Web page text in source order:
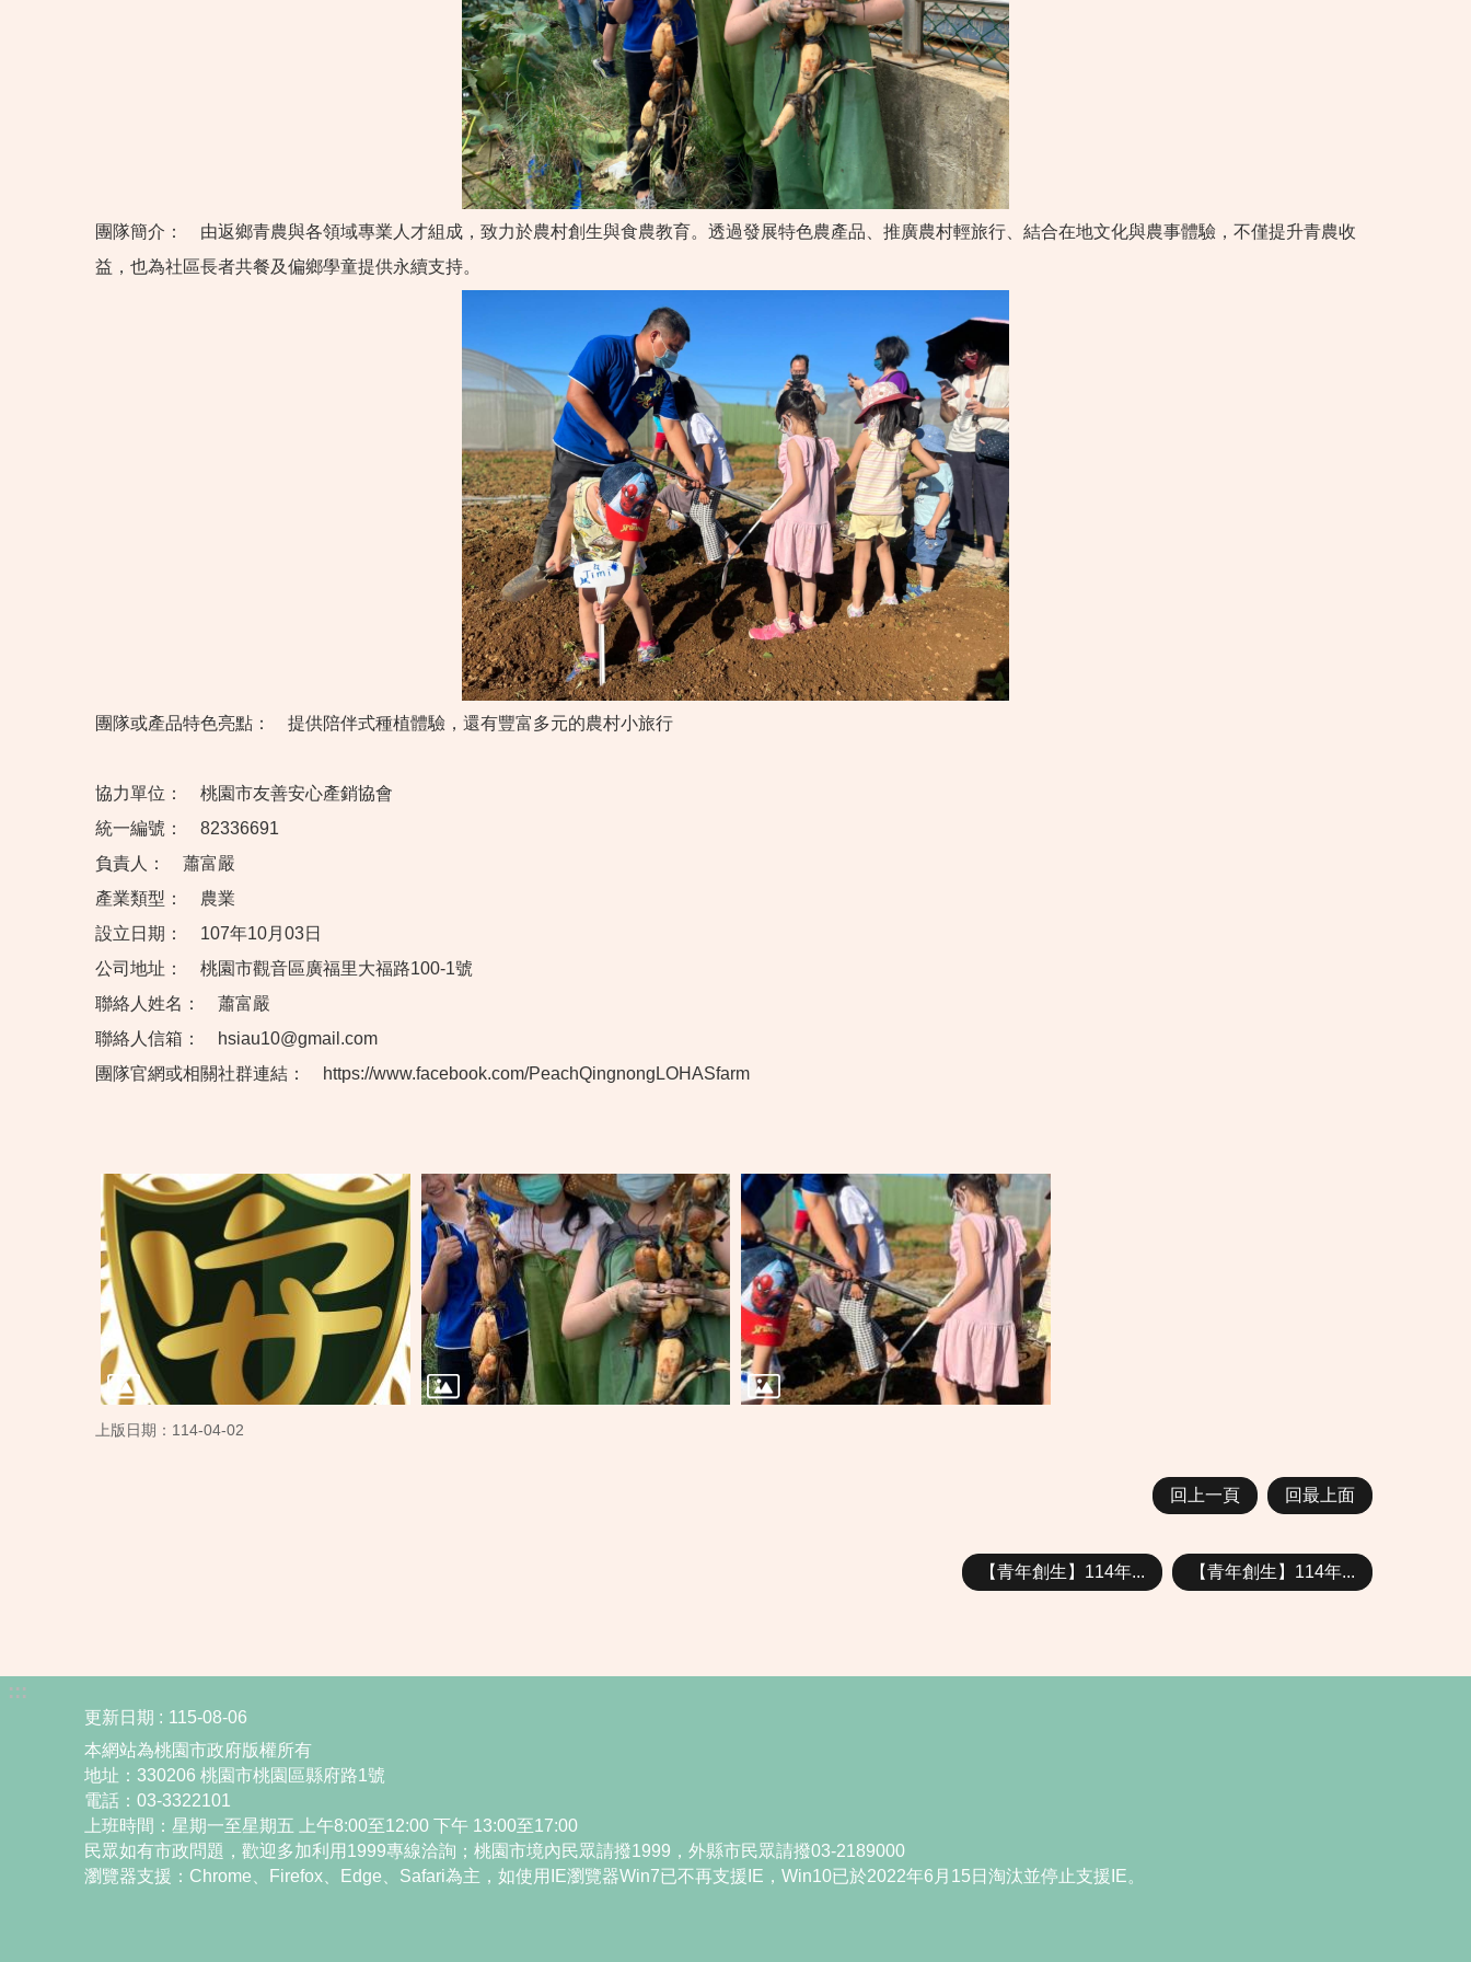
團隊簡介：
由返鄉青農與各領域專業人才組成，致力於農村創生與食農教育。透過發展特色農產品、推廣農村輕旅行、結合在地文化與農事體驗，不僅提升青農收
益，也為社區長者共餐及偏鄉學童提供永續支持。
團隊或產品特色亮點： 提供陪伴式種植體驗，還有豐富多元的農村小旅行
協力單位：
桃園市友善安心產銷協會
統一編號：
82336691
負責人：
蕭富嚴
產業類型：
農業
設立日期：
107年10月03日
公司地址：
桃園市觀音區廣福里大福路100-1號
聯絡人姓名：
蕭富嚴
聯絡人信箱：
hsiau10@gmail.com
團隊官網或相關社群連結：
https://www.facebook.com/PeachQingnongLOHASfarm
上版日期：114-04-02
回上一頁 回最上面
【青年創生】114年... 【青年創生】114年...
:::
更新日期
115-08-06
本網站為桃園市政府版權所有
地址：330206 桃園市桃園區縣府路1號
電話：03-3322101
上班時間：星期一至星期五 上午8:00至12:00 下午 13:00至17:00
民眾如有市政問題，歡迎多加利用1999專線洽詢；桃園市境內民眾請撥1999，外縣市民眾請撥03-2189000
瀏覽器支援：Chrome、Firefox、Edge、Safari為主，如使用IE瀏覽器Win7已不再支援IE，Win10已於2022年6月15日淘汰並停止支援IE。